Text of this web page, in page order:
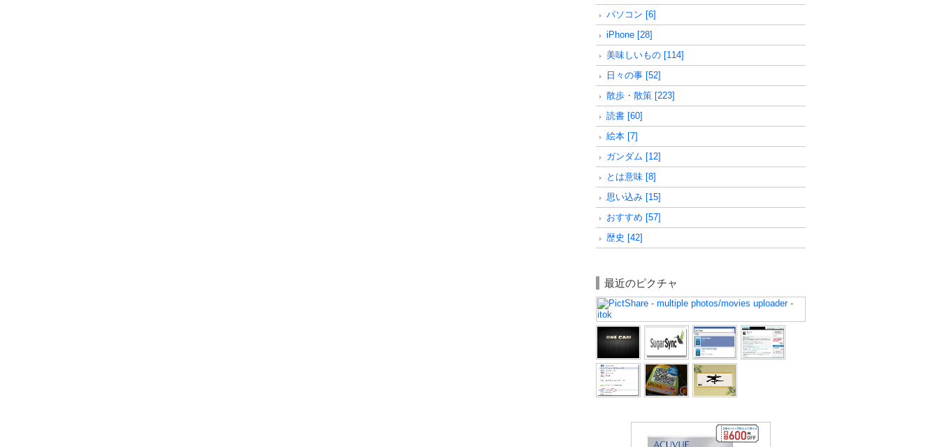
パソコン [6]
iPhone [28]
美味しいもの [114]
日々の事 [52]
散歩・散策 [223]
読書 [60]
絵本 [7]
ガンダム [12]
とは意味 [8]
思い込み [15]
おすすめ [57]
歴史 [42]
最近のピクチャ